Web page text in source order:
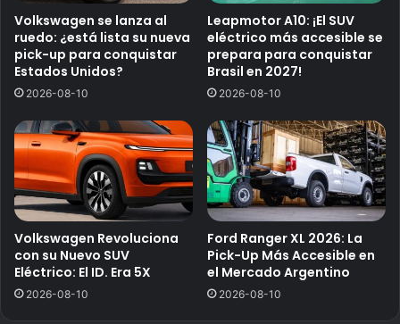
Volkswagen se lanza al
ruedo: ¿está lista su nueva
pick-up para conquistar
Estados Unidos?
2026-08-10
Leapmotor A10: ¡El SUV
eléctrico más accesible se
prepara para conquistar
Brasil en 2027!
2026-08-10
Volkswagen Revoluciona
con su Nuevo SUV
Eléctrico: El ID. Era 5X
2026-08-10
Ford Ranger XL 2026: La
Pick-Up Más Accesible en
el Mercado Argentino
2026-08-10